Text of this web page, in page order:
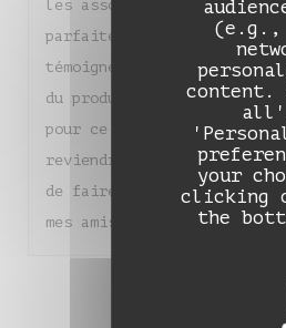
(e.g.,
content.
your
clicking
the
les associations de
parfaitement équilibrées.
témoigne d'un réel savoir-
du produit. Un grand
pour ce moment de pure
reviendrons sans hésiter
de faire découvrir ce
mes amis !